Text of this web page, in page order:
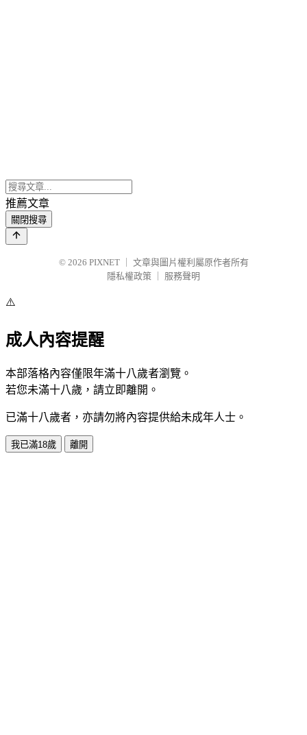
推薦文章
關閉搜尋
© 2026 PIXNET
文章與圖片權利屬原作者所有
隱私權政策
服務聲明
⚠️
成人內容提醒
本部落格內容僅限年滿十八歲者瀏覽。
若您未滿十八歲，請立即離開。
已滿十八歲者，亦請勿將內容提供給未成年人士。
我已滿18歲 離開